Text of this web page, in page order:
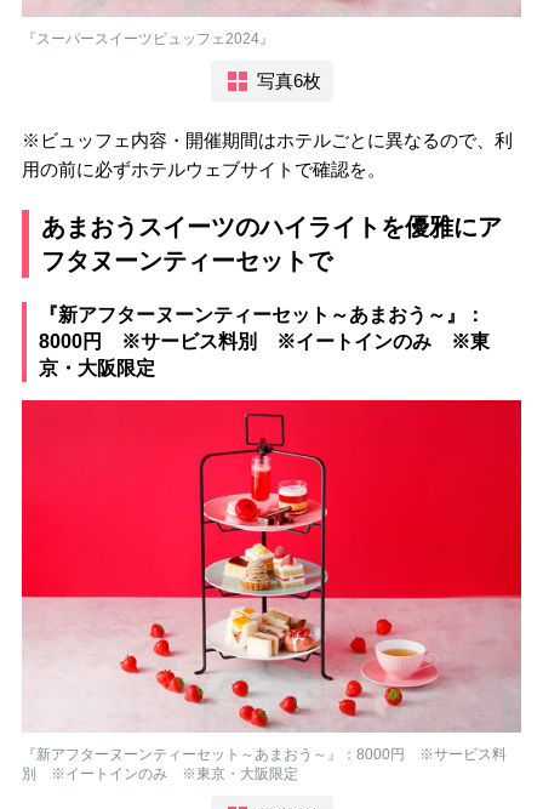
『スーパースイーツビュッフェ2024』
写真6枚
※ビュッフェ内容・開催期間はホテルごとに異なるので、利
用の前に必ずホテルウェブサイトで確認を。
あまおうスイーツのハイライトを優雅にア
フタヌーンティーセットで
『新アフターヌーンティーセット～あまおう～』：
8000円 ※サービス料別 ※イートインのみ ※東
京・大阪限定
『新アフターヌーンティーセット～あまおう～』：8000円 ※サービス料
別 ※イートインのみ ※東京・大阪限定